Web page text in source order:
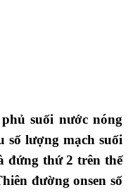
suối nước nóng
số lượng mạch suối
đứng thứ 2 trên thế
đường onsen số